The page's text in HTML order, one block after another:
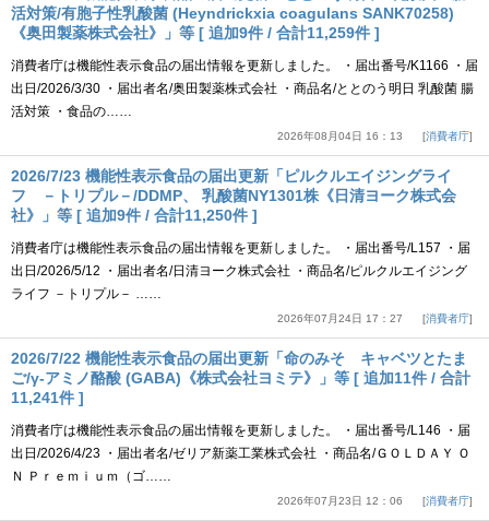
活対策/有胞子性乳酸菌 (Heyndrickxia coagulans SANK70258)
《奥田製薬株式会社》」等 [ 追加9件 / 合計11,259件 ]
消費者庁は機能性表示食品の届出情報を更新しました。 ・届出番号/K1166 ・届
出日/2026/3/30 ・届出者名/奥田製薬株式会社 ・商品名/ととのう明日 乳酸菌 腸
活対策 ・食品の……
2026年08月04日 16：13 消費者庁
2026/7/23 機能性表示食品の届出更新「ピルクルエイジングライ
フ －トリプル－/DDMP、 乳酸菌NY1301株《日清ヨーク株式会
社》」等 [ 追加9件 / 合計11,250件 ]
消費者庁は機能性表示食品の届出情報を更新しました。 ・届出番号/L157 ・届
出日/2026/5/12 ・届出者名/日清ヨーク株式会社 ・商品名/ピルクルエイジング
ライフ －トリプル－ ……
2026年07月24日 17：27 消費者庁
2026/7/22 機能性表示食品の届出更新「命のみそ キャベツとたま
ご/γ-アミノ酪酸 (GABA)《株式会社ヨミテ》」等 [ 追加11件 / 合計
11,241件 ]
消費者庁は機能性表示食品の届出情報を更新しました。 ・届出番号/L146 ・届
出日/2026/4/23 ・届出者名/ゼリア新薬工業株式会社 ・商品名/ＧＯＬＤＡＹ Ｏ
Ｎ Ｐｒｅｍｉｕｍ（ゴ……
2026年07月23日 12：06 消費者庁